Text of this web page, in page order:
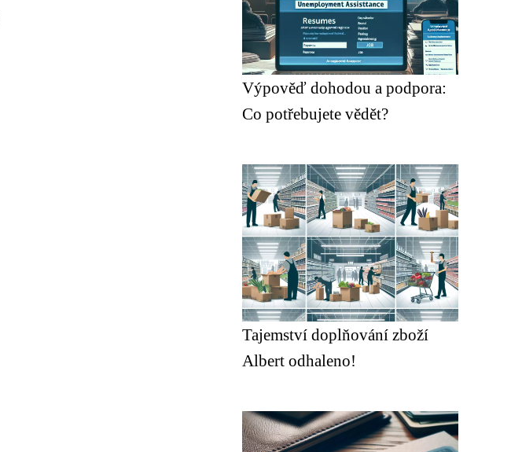
Výpověď dohodou a podpora:
Co potřebujete vědět?
Tajemství doplňování zboží
Albert odhaleno!